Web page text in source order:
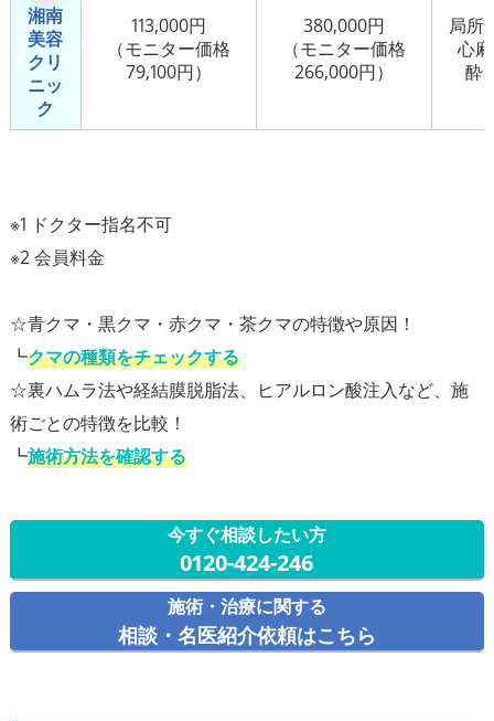
湘南
美容
クリ
ニッ
ク
113,000円
（モニター価格
79,100円）
380,000円
（モニター価格
266,000円）
局所
心
酔
※1 ドクター指名不可
※2 会員料金
☆青クマ・黒クマ・赤クマ・茶クマの特徴や原因！
┗クマの種類をチェックする
☆裏ハムラ法や経結膜脱脂法、ヒアルロン酸注入など、施
術ごとの特徴を比較！
┗施術方法を確認する
今すぐ相談したい方
0120-424-246
施術・治療に関する
相談・名医紹介依頼はこちら